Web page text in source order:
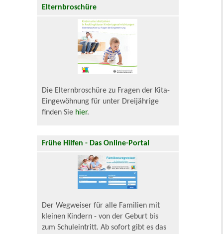
Elternbroschüre
Die Elternbroschüre zu Fragen der Kita-
Eingewöhnung für unter Dreijährige
finden Sie hier.
Frühe Hilfen - Das Online-Portal
Der Wegweiser für alle Familien mit
kleinen Kindern - von der Geburt bis
zum Schuleintritt. Ab sofort gibt es das